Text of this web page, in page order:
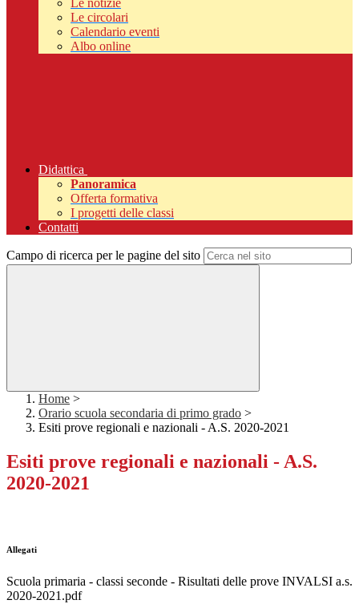
Le notizie
Le circolari
Calendario eventi
Albo online
Didattica
Panoramica
Offerta formativa
I progetti delle classi
Contatti
Campo di ricerca per le pagine del sito
Home >
Orario scuola secondaria di primo grado >
Esiti prove regionali e nazionali - A.S. 2020-2021
Esiti prove regionali e nazionali - A.S.
2020-2021
Allegati
Scuola primaria - classi seconde - Risultati delle prove INVALSI a.s.
2020-2021.pdf